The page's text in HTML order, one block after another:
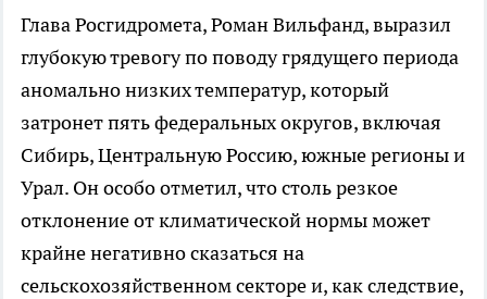
Глава Росгидромета, Роман Вильфанд, выразил
глубокую тревогу по поводу грядущего периода
аномально низких температур, который
затронет пять федеральных округов, включая
Сибирь, Центральную Россию, южные регионы и
Урал. Он особо отметил, что столь резкое
отклонение от климатической нормы может
крайне негативно сказаться на
сельскохозяйственном секторе и, как следствие,